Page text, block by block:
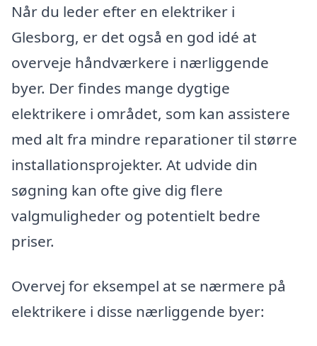
Når du leder efter en elektriker i
Glesborg, er det også en god idé at
overveje håndværkere i nærliggende
byer. Der findes mange dygtige
elektrikere i området, som kan assistere
med alt fra mindre reparationer til større
installationsprojekter. At udvide din
søgning kan ofte give dig flere
valgmuligheder og potentielt bedre
priser.
Overvej for eksempel at se nærmere på
elektrikere i disse nærliggende byer: